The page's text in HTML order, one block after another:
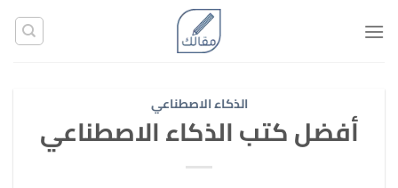
للمحتوى
الذكاء الاصطناعي
أفضل كتب الذكاء الاصطناعي